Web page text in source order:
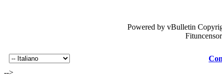
Powered by vBulletin
-->